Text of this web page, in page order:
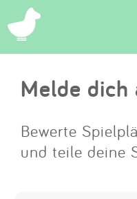
Melde dich
Bewerte
und teile deine